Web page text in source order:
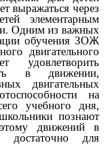
выражаться через
элементарным
Одним из важных
обучения ЗОЖ
двигательного
удовлетворить
в движении,
двигательных
на
учебного дня,
познают
движений в
для